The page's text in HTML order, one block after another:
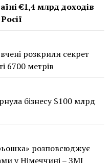
€1,4 млрд доходів
розкрили секрет
6700 метрів
бізнесу $100 млрд
розповсюджує
у Німеччині – ЗМІ